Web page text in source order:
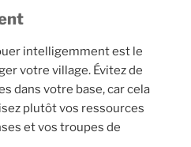
intelligemment est le
votre village. Évitez de
dans votre base, car cela
plutôt vos ressources
et vos troupes de